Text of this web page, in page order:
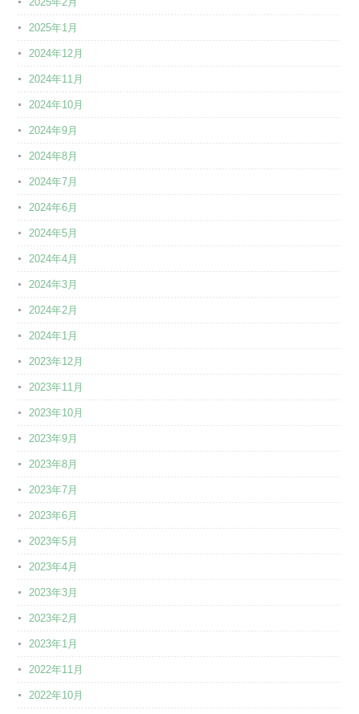
2025年1月
2024年12月
2024年11月
2024年10月
2024年9月
2024年8月
2024年7月
2024年6月
2024年5月
2024年4月
2024年3月
2024年2月
2024年1月
2023年12月
2023年11月
2023年10月
2023年9月
2023年8月
2023年7月
2023年6月
2023年5月
2023年4月
2023年3月
2023年2月
2023年1月
2022年11月
2022年10月